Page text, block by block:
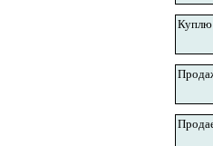
Куплю